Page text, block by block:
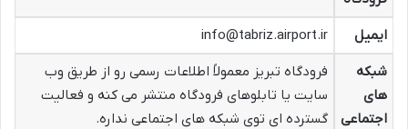
ایمیل
info@tabriz.airport.ir
شبکه
های
اجتماعی
فرودگاه تبریز معمولاً اطلاعات رسمی رو از طریق وب
سایت یا تابلوهای فرودگاه منتشر می کنه و فعالیت
گسترده ای توی شبکه های اجتماعی نداره.